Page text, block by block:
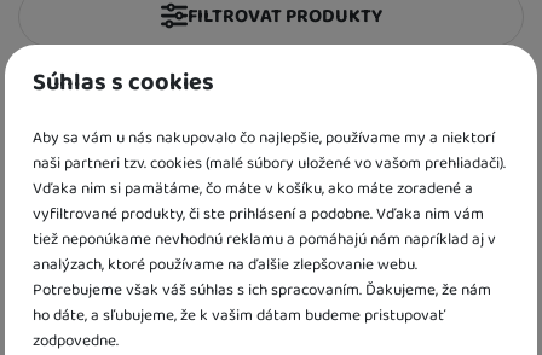
Súhlas s cookies
Aby sa vám u nás nakupovalo čo najlepšie, používame my a niektorí
naši partneri tzv. cookies (malé súbory uložené vo vašom prehliadači).
Vďaka nim si pamätáme, čo máte v košíku, ako máte zoradené a
vyfiltrované produkty, či ste prihlásení a podobne. Vďaka nim vám
tiež neponúkame nevhodnú reklamu a pomáhajú nám napríklad aj v
analýzach, ktoré používame na ďalšie zlepšovanie webu.
Potrebujeme však váš súhlas s ich spracovaním. Ďakujeme, že nám
ho dáte, a sľubujeme, že k vašim dátam budeme pristupovať
zodpovedne.
ZoradiťOd najzaujímavejších
Najdrahšie
Najviac zlacnené
Od najpredávanejších
Od najzaujímavejších
FILTROVAT PRODUKTY
Cena
až
Skladom ( 3
Extra
Doporučujeme (1)
Výprodej (2)
Produkty Odporúčame! Výpredaj